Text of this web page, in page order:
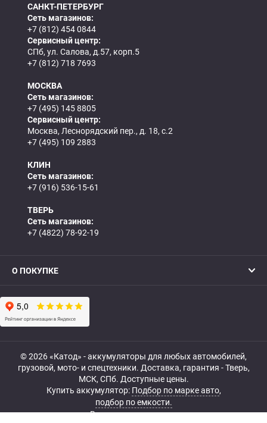
САНКТ-ПЕТЕРБУРГ
Сеть магазинов:
+7 (812) 454 0844
Сервисный центр:
СПб, ул. Салова, д.57, корп.5
+7 (812) 718 7693
МОСКВА
Сеть магазинов:
+7 (495) 145 8805
Сервисный центр:
Москва, Леснорядский пер., д. 18, с.2
+7 (495) 109 2883
КЛИН
Сеть магазинов:
+7 (916) 536-15-61
ТВЕРЬ
Сеть магазинов:
+7 (4822) 78-92-19
О ПОКУПКЕ
© 2026 «Катод» - аккумуляторы для любых автомобилей,
грузовой, мото- и спецтехники. Доставка, гарантия - Тверь,
МСК, СПб. Доступные цены.
Купить аккумулятор: Подбор по марке авто,
подбор по емкости.
Все права защищены.